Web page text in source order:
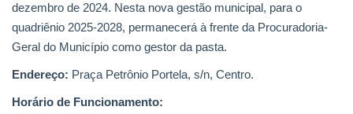
dezembro de 2024. Nesta nova gestão municipal, para o
quadriênio 2025-2028, permanecerá à frente da Procuradoria-
Geral do Município como gestor da pasta.
Endereço: Praça Petrônio Portela, s/n, Centro.
Horário de Funcionamento: